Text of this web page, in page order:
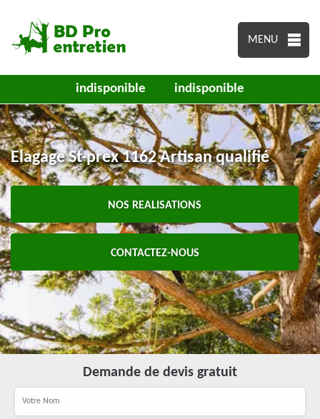
MENU
indisponible indisponible
Elagage St-prex 1162 Artisan qualifié
NOS REALISATIONS
CONTACTEZ-NOUS
Demande de devis gratuit